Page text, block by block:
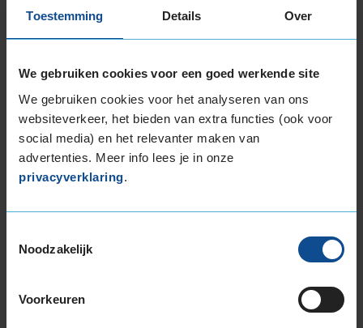
Toestemming Details Over
We gebruiken cookies voor een goed werkende site
We gebruiken cookies voor het analyseren van ons
websiteverkeer, het bieden van extra functies (ook voor
social media) en het relevanter maken van
advertenties. Meer info lees je in onze
privacyverklaring.
Noodzakelijk
Voorkeuren
Ledenvoordeel op APK
je winkelwagen op "Activeer het ANWB
Vul je ANWB lidmaatschapsnummer in (te
vinden in de ANWB app) en de prijs wordt
direct aangepast.
Maak je de afspraak in onze vestiging, dan